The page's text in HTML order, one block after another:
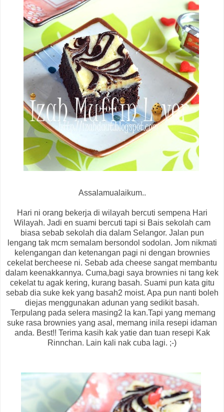
Assalamualaikum..
Hari ni orang bekerja di wilayah bercuti sempena Hari
Wilayah. Jadi en suami bercuti tapi si Bais sekolah cam
biasa sebab sekolah dia dalam Selangor. Jalan pun
lengang tak mcm semalam bersondol sodolan. Jom nikmati
kelengangan dan ketenangan pagi ni dengan brownies
cekelat bercheese ni. Sebab ada cheese sangat membantu
dalam keenakkannya. Cuma,bagi saya brownies ni tang kek
cekelat tu agak kering, kurang basah. Suami pun kata gitu
sebab dia suke kek yang basah2 moist. Apa pun nanti boleh
diejas menggunakan adunan yang sedikit basah.
Terpulang pada selera masing2 la kan.Tapi yang memang
suke rasa brownies yang asal, memang inila resepi idaman
anda. Best!! Terima kasih kak yatie dan tuan resepi Kak
Rinnchan. Lain kali nak cuba lagi. ;-)